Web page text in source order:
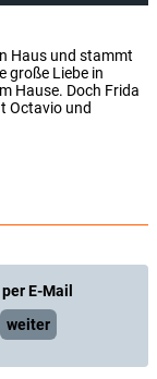
Haus und stammt
große Liebe in
Hause. Doch Frida
Octavio und
E-Mail
weiter